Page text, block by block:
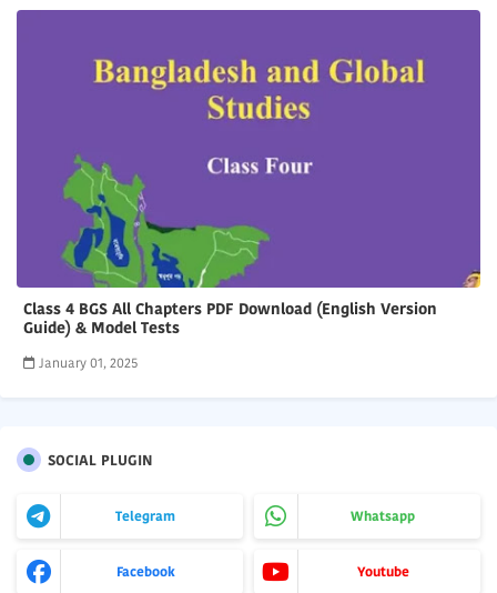
Class 4 BGS All Chapters PDF Download (English Version
Guide) & Model Tests
January 01, 2025
SOCIAL PLUGIN
Telegram Whatsapp
Facebook Youtube